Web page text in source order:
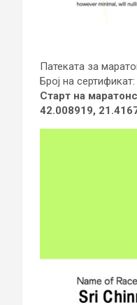
Патеката за
Број на
Старт на
42.008919,